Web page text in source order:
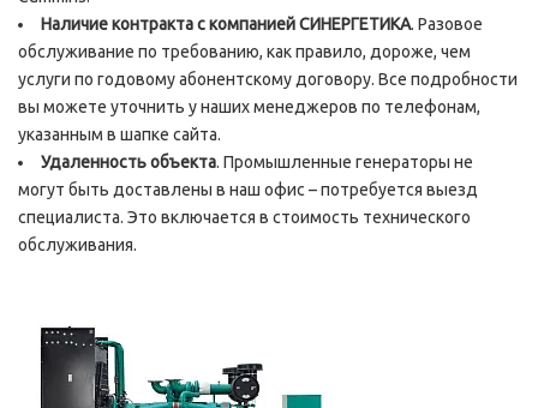
Наличие контракта с компанией СИНЕРГЕТИКА. Разовое
обслуживание по требованию, как правило, дороже, чем
услуги по годовому абонентскому договору. Все подробности
вы можете уточнить у наших менеджеров по телефонам,
указанным в шапке сайта.
Удаленность объекта. Промышленные генераторы не
могут быть доставлены в наш офис – потребуется выезд
специалиста. Это включается в стоимость технического
обслуживания.